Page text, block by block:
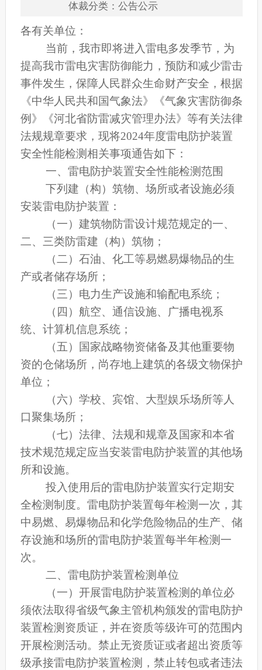
体裁分类：公告公示
各有关单位：
当前，我市即将进入雷电多发季节，为
提高我市雷电灾害防御能力，预防和减少雷击
事件发生，保障人民群众生命财产安全，根据
《中华人民共和国气象法》《气象灾害防御条
例》《河北省防雷减灾管理办法》等有关法律
法规规章要求，现将2024年度雷电防护装置
安全性能检测相关事项通告如下：
一、雷电防护装置安全性能检测范围
下列建（构）筑物、场所或者设施必须
安装雷电防护装置：
（一）建筑物防雷设计规范规定的一、
二、三类防雷建（构）筑物；
（二）石油、化工等易燃易爆物品的生
产或者储存场所；
（三）电力生产设施和输配电系统；
（四）航空、通信设施、广播电视系
统、计算机信息系统；
（五）国家战略物资储备及其他重要物
资的仓储场所，尚存地上建筑的各级文物保护
单位；
（六）学校、宾馆、大型娱乐场所等人
口聚集场所；
（七）法律、法规和规章及国家和本省
技术规范规定应当安装雷电防护装置的其他场
所和设施。
投入使用后的雷电防护装置实行定期安
全检测制度。雷电防护装置每年检测一次，其
中易燃、易爆物品和化学危险物品的生产、储
存设施和场所的雷电防护装置每半年检测一
次。
二、雷电防护装置检测单位
（一）开展雷电防护装置检测的单位必
须依法取得省级气象主管机构颁发的雷电防护
装置检测资质证，并在资质等级许可的范围内
开展检测活动。禁止无资质证或者超出资质等
级承接雷电防护装置检测，禁止转包或者违法